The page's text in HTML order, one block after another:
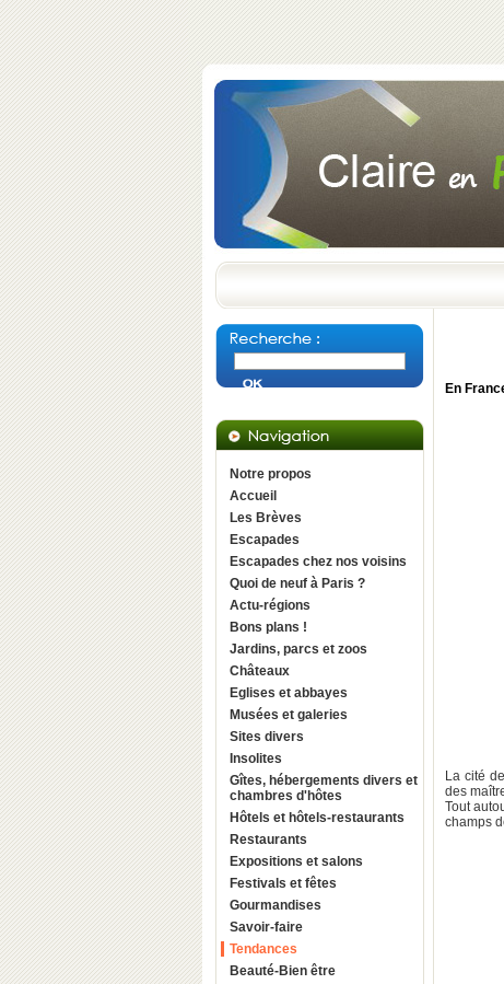
Notre propos
Accueil
Les Brèves
Escapades
Escapades chez nos voisins
Quoi de neuf à Paris ?
Actu-régions
Bons plans !
Jardins, parcs et zoos
Châteaux
Eglises et abbayes
Musées et galeries
Sites divers
Insolites
Gîtes, hébergements divers et
chambres d'hôtes
Hôtels et hôtels-restaurants
Restaurants
Expositions et salons
Festivals et fêtes
Gourmandises
Savoir-faire
Tendances
Beauté-Bien être
En
La cité
des
Tout
champs